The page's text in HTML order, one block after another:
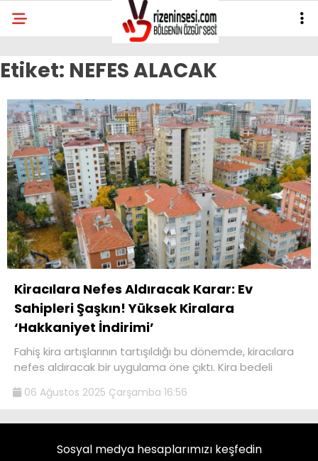
Etiket: NEFES ALACAK
Kiracılara Nefes Aldıracak Karar: Ev
Sahipleri Şaşkın! Yüksek Kiralara
‘Hakkaniyet İndirimi’
Fahiş kira artışlarının tartışıldığı bu dönemde, kiracılara
nefes aldıracak bir uygulama öne çıktı. Kira bedeli
06 Ağustos 2025 Çarşamba 16:56
Sosyal medya hesaplarımızı keşfedin